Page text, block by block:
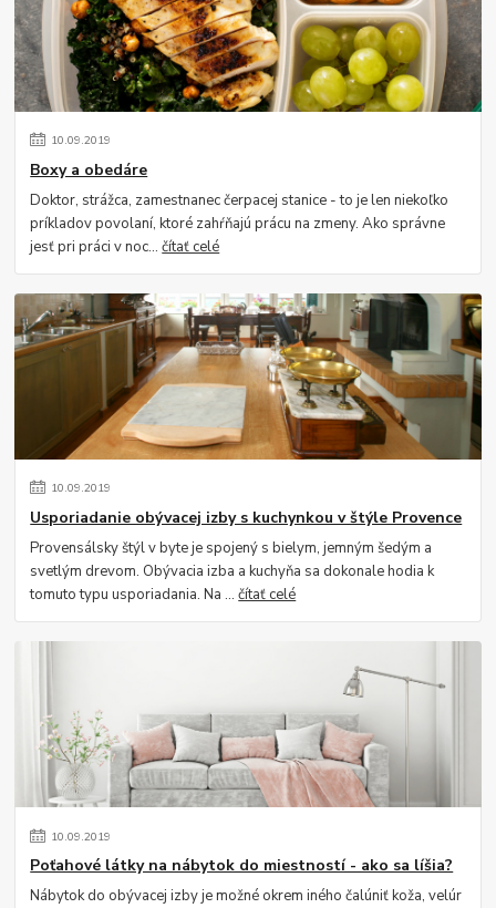
10.09.2019
Boxy a obedáre
Doktor, strážca, zamestnanec čerpacej stanice - to je len niekoľko
príkladov povolaní, ktoré zahŕňajú prácu na zmeny. Ako správne
jesť pri práci v noc...čítať celé
10.09.2019
Usporiadanie obývacej izby s kuchynkou v štýle Provence
Provensálsky štýl v byte je spojený s bielym, jemným šedým a
svetlým drevom. Obývacia izba a kuchyňa sa dokonale hodia k
tomuto typu usporiadania. Na ...čítať celé
10.09.2019
Poťahové látky na nábytok do miestností - ako sa líšia?
Nábytok do obývacej izby je možné okrem iného čalúniť koža, velúr